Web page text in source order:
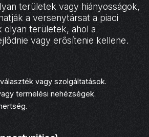
területek vagy hiányosságok,
a versenytársat a piaci
olyan területek, ahol a
vagy erősítenie kellene.
vagy szolgáltatások.
termelési nehézségek.